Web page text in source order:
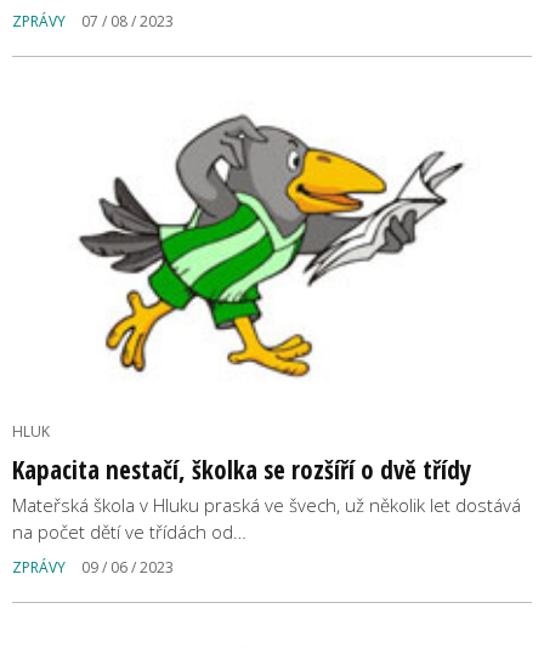
ZPRÁVY 07 / 08 / 2023
HLUK
Kapacita nestačí, školka se rozšíří o dvě třídy
Mateřská škola v Hluku praská ve švech, už několik let dostává
na počet dětí ve třídách od…
ZPRÁVY 09 / 06 / 2023